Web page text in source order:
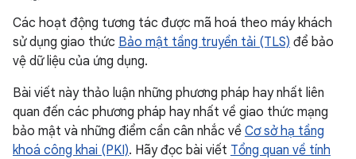
Các hoạt động tương tác được mã hoá theo máy khách
sử dụng giao thức Bảo mật tầng truyền tải (TLS) để bảo
vệ dữ liệu của ứng dụng.
Bài viết này thảo luận những phương pháp hay nhất liên
quan đến các phương pháp hay nhất về giao thức mạng
bảo mật và những điểm cần cân nhắc về Cơ sở hạ tầng
khoá công khai (PKI). Hãy đọc bài viết Tổng quan về tính